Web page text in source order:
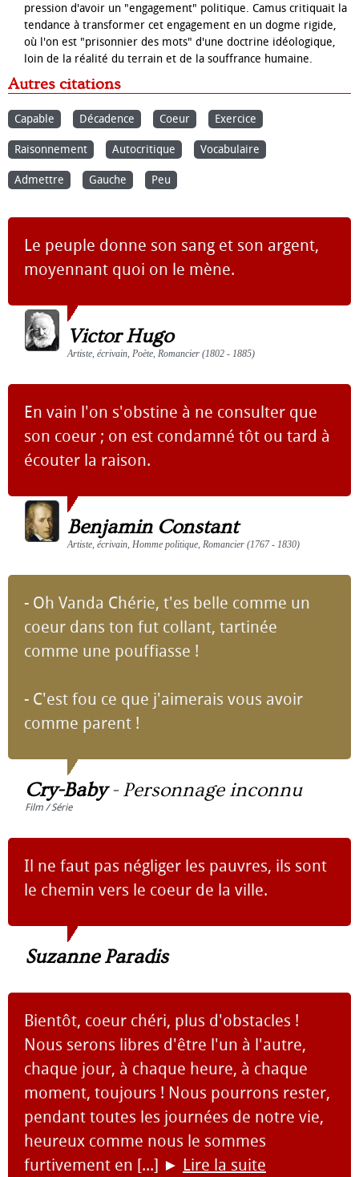
pression d'avoir un "engagement" politique. Camus critiquait la
tendance à transformer cet engagement en un dogme rigide,
où l'on est "prisonnier des mots" d'une doctrine idéologique,
loin de la réalité du terrain et de la souffrance humaine.
Autres citations
Capable Décadence Coeur Exercice
Raisonnement Autocritique Vocabulaire
Admettre Gauche Peu
Le peuple donne son sang et son argent,
moyennant quoi on le mène.
Victor Hugo
Artiste, écrivain, Poète, Romancier (1802 - 1885)
En vain l'on s'obstine à ne consulter que
son coeur ; on est condamné tôt ou tard à
écouter la raison.
Benjamin Constant
Artiste, écrivain, Homme politique, Romancier (1767 - 1830)
- Oh Vanda Chérie, t'es belle comme un
coeur dans ton fut collant, tartinée
comme une pouffiasse !
- C'est fou ce que j'aimerais vous avoir
comme parent !
Cry-Baby- Personnage inconnu
Film / Série
Il ne faut pas négliger les pauvres, ils sont
le chemin vers le coeur de la ville.
Suzanne Paradis
Bientôt, coeur chéri, plus d'obstacles !
Nous serons libres d'être l'un à l'autre,
chaque jour, à chaque heure, à chaque
moment, toujours ! Nous pourrons rester,
pendant toutes les journées de notre vie,
heureux comme nous le sommes
furtivement en [...] ► Lire la suite